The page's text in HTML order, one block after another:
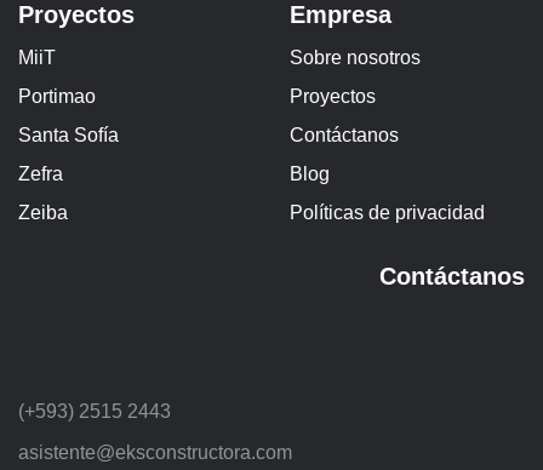
Proyectos
MiiT
Portimao
Santa Sofía
Zefra
Zeiba
Empresa
Sobre nosotros
Proyectos
Contáctanos
Blog
Políticas de privacidad
Contáctanos
(+593) 2515 2443
asistente@eksconstructora.com